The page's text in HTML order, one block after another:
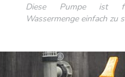
Diese Pumpe ist
Wassermenge einfach zu